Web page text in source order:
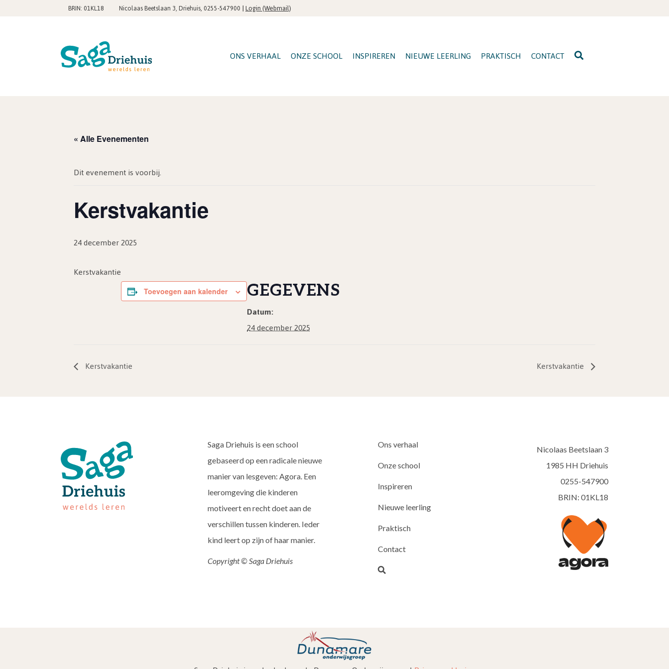
BRIN: 01KL18 Nicolaas Beetslaan 3, Driehuis, 0255-547900 |Login (Webmail)
ONS VERHAAL ONZE SCHOOL INSPIREREN NIEUWE LEERLING PRAKTISCH CONTACT
« Alle Evenementen
Dit evenement is voorbij.
Kerstvakantie
24 december 2025
Kerstvakantie
Toevoegen aan kalender GEGEVENS
Datum:
24 december 2025
Kerstvakantie Kerstvakantie
Saga Driehuis is een school
gebaseerd op een radicale nieuwe
manier van lesgeven: Agora. Een
leeromgeving die kinderen
motiveert en recht doet aan de
verschillen tussen kinderen. Ieder
kind leert op zijn of haar manier.
Copyright © Saga Driehuis
Ons verhaal
Onze school
Inspireren
Nieuwe leerling
Praktisch
Contact
Nicolaas Beetslaan 3
1985 HH Driehuis
0255-547900
BRIN: 01KL18